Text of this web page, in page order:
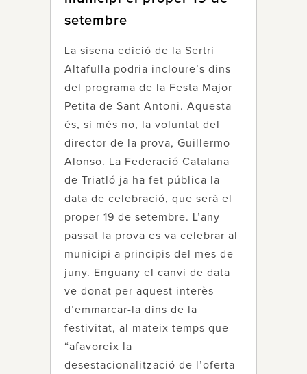
setembre
La sisena edició de la Sertri
Altafulla podria incloure’s dins
del programa de la Festa Major
Petita de Sant Antoni. Aquesta
és, si més no, la voluntat del
director de la prova, Guillermo
Alonso. La Federació Catalana
de Triatló ja ha fet pública la
data de celebració, que serà el
proper 19 de setembre. L’any
passat la prova es va celebrar al
municipi a principis del mes de
juny. Enguany el canvi de data
ve donat per aquest interès
d’emmarcar-la dins de la
festivitat, al mateix temps que
“afavoreix la
desestacionalització de l’oferta